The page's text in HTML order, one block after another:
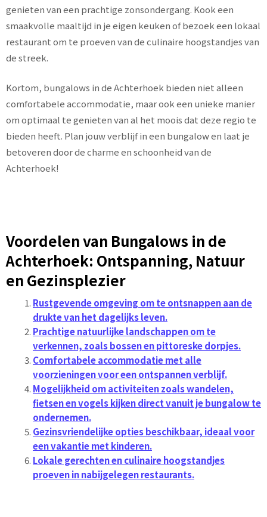
genieten van een prachtige zonsondergang. Kook een
smaakvolle maaltijd in je eigen keuken of bezoek een lokaal
restaurant om te proeven van de culinaire hoogstandjes van
de streek.
Kortom, bungalows in de Achterhoek bieden niet alleen
comfortabele accommodatie, maar ook een unieke manier
om optimaal te genieten van al het moois dat deze regio te
bieden heeft. Plan jouw verblijf in een bungalow en laat je
betoveren door de charme en schoonheid van de
Achterhoek!
Voordelen van Bungalows in de
Achterhoek: Ontspanning, Natuur
en Gezinsplezier
Rustgevende omgeving om te ontsnappen aan de
drukte van het dagelijks leven.
Prachtige natuurlijke landschappen om te
verkennen, zoals bossen en pittoreske dorpjes.
Comfortabele accommodatie met alle
voorzieningen voor een ontspannen verblijf.
Mogelijkheid om activiteiten zoals wandelen,
fietsen en vogels kijken direct vanuit je bungalow te
ondernemen.
Gezinsvriendelijke opties beschikbaar, ideaal voor
een vakantie met kinderen.
Lokale gerechten en culinaire hoogstandjes
proeven in nabijgelegen restaurants.